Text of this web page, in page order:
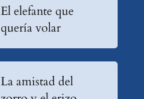
El elefante que
quería volar
La amistad del